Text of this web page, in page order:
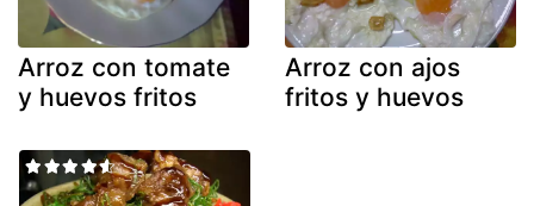
Arroz con tomate
y huevos fritos
Arroz con ajos
fritos y huevos